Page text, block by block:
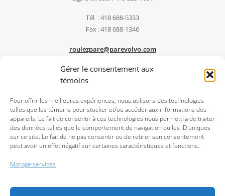
Gérer le consentement aux
témoins
Pour offrir les meilleures expériences, nous utilisons des technologies
telles que les témoins pour stocker et/ou accéder aux informations des
appareils. Le fait de consentir à ces technologies nous permettra de traiter
des données telles que le comportement de navigation ou les ID uniques
sur ce site. Le fait de ne pas consentir ou de retirer son consentement
peut avoir un effet négatif sur certaines caractéristiques et fonctions.
Manage services
Tél. : 418 688-5333
Fax : 418 688-1346
roulezpare@parevolvo.com
PARÉ CENTRE DU CAMION